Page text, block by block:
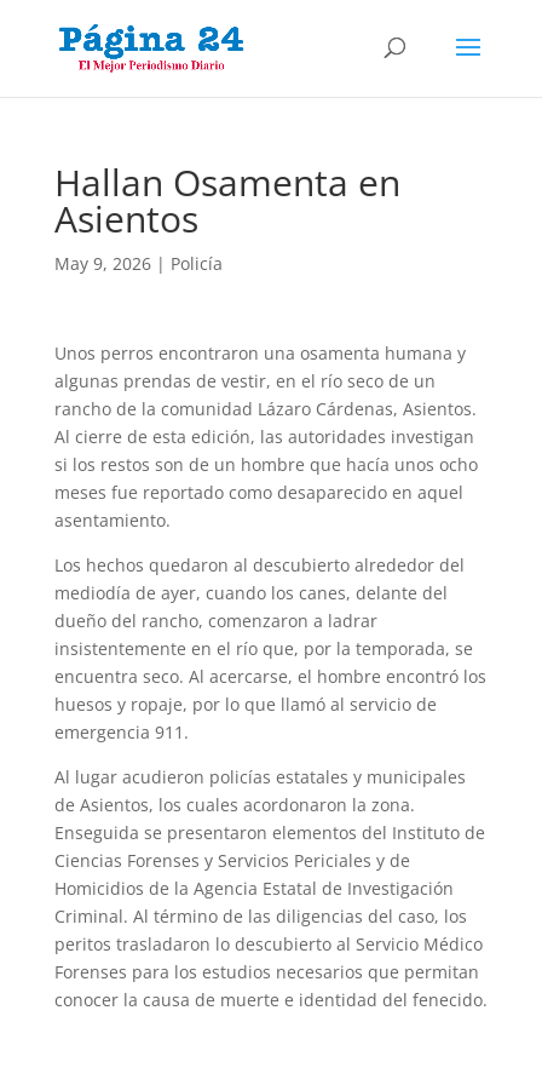
Hallan Osamenta en
Asientos
May 9, 2026| Policía
Unos perros encontraron una osamenta humana y
algunas prendas de vestir, en el río seco de un
rancho de la comunidad Lázaro Cárdenas, Asientos.
Al cierre de esta edición, las autoridades investigan
si los restos son de un hombre que hacía unos ocho
meses fue reportado como desaparecido en aquel
asentamiento.
Los hechos quedaron al descubierto alrededor del
mediodía de ayer, cuando los canes, delante del
dueño del rancho, comenzaron a ladrar
insistentemente en el río que, por la temporada, se
encuentra seco. Al acercarse, el hombre encontró los
huesos y ropaje, por lo que llamó al servicio de
emergencia 911.
Al lugar acudieron policías estatales y municipales
de Asientos, los cuales acordonaron la zona.
Enseguida se presentaron elementos del Instituto de
Ciencias Forenses y Servicios Periciales y de
Homicidios de la Agencia Estatal de Investigación
Criminal. Al término de las diligencias del caso, los
peritos trasladaron lo descubierto al Servicio Médico
Forenses para los estudios necesarios que permitan
conocer la causa de muerte e identidad del fenecido.